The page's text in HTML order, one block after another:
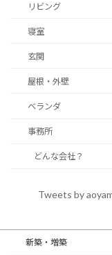
リビング
寝室
玄関
屋根・外壁
ベランダ
事務所
どんな会社？
Tweets by
新築・増築